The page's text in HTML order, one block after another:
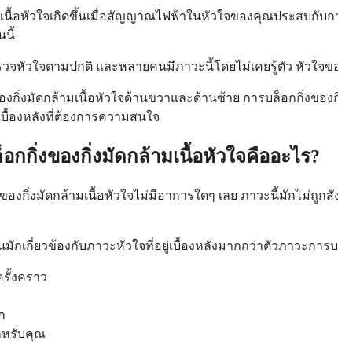
นื้อหัวใจเกิดขึ้นเมื่อสัญญาณไฟฟ้าในหัวใจของคุณประสบกับ
นี้
จหัวใจตามปกติ และหลายคนมีภาวะนี้โดยไม่เคยรู้ตัว หัวใ
งกิ่งมัดกล้ามเนื้อหัวใจด้านขวาและด้านซ้าย การบล็อกกิ่งข
องหลังที่ต้องการความสนใจ
กกิ่งของกิ่งมัดกล้ามเนื้อหัวใจคืออะไร?
กิ่งมัดกล้ามเนื้อหัวใจไม่มีอาการใดๆ เลย ภาวะนี้มักไม่ถูก
กเกี่ยวข้องกับภาวะหัวใจที่อยู่เบื้องหลังมากกว่าตัวภาวะกา
งคราว
หรับคุณ